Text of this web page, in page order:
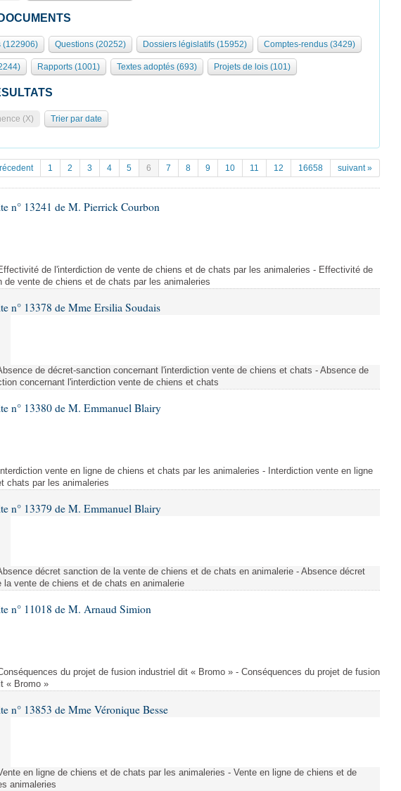
(122906) Questions (20252) Dossiers législatifs (15952) Comptes-rendus (3429)
Rapports (1001) Textes adoptés (693) Projets de lois (101)
(X) Trier par date
1 2 3 4 5 6 7 8 9 10 11 12 16658 suivant »
n° 13241 de M. Pierrick Courbon
de l'interdiction de vente de chiens et de chats par les animaleries - Effectivité de
de vente de chiens et de chats par les animaleries
n° 13378 de Mme Ersilia Soudais
de décret-sanction concernant l'interdiction vente de chiens et chats - Absence de
concernant l'interdiction vente de chiens et chats
n° 13380 de M. Emmanuel Blairy
vente en ligne de chiens et chats par les animaleries - Interdiction vente en ligne
chats par les animaleries
n° 13379 de M. Emmanuel Blairy
décret sanction de la vente de chiens et de chats en animalerie - Absence décret
la vente de chiens et de chats en animalerie
n° 11018 de M. Arnaud Simion
du projet de fusion industriel dit « Bromo » - Conséquences du projet de fusion
« Bromo »
n° 13853 de Mme Véronique Besse
en ligne de chiens et de chats par les animaleries - Vente en ligne de chiens et de
animaleries